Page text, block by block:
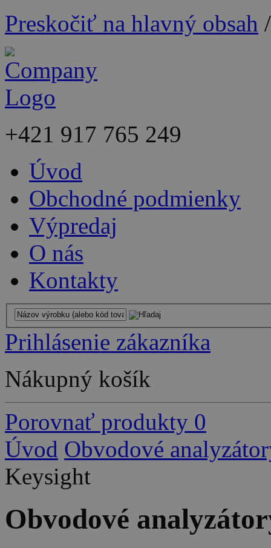
Preskočiť na hlavný obsah
+421 917 765 249
Úvod
Obchodné podmienky
Výpredaj
O nás
Kontakty
Prihlásenie zákazníka
Nákupný košík
Porovnať produkty 0
Úvod Obvodové
Keysight
Obvodové